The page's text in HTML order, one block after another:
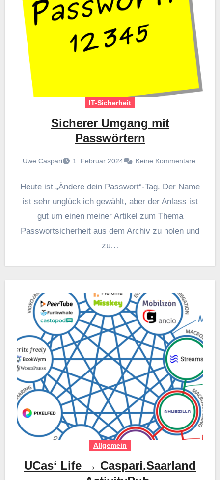
IT-Sicherheit
Sicherer Umgang mit
Passwörtern
Uwe Caspari 1. Februar 2024 Keine Kommentare
Heute ist „Ändere dein Passwort“-Tag. Der Name
ist sehr unglücklich gewählt, aber der Anlass ist
gut um einen meiner Artikel zum Thema
Passwortsicherheit aus dem Archiv zu holen und
zu…
Allgemein
UCas‘ Life → Caspari.Saarland